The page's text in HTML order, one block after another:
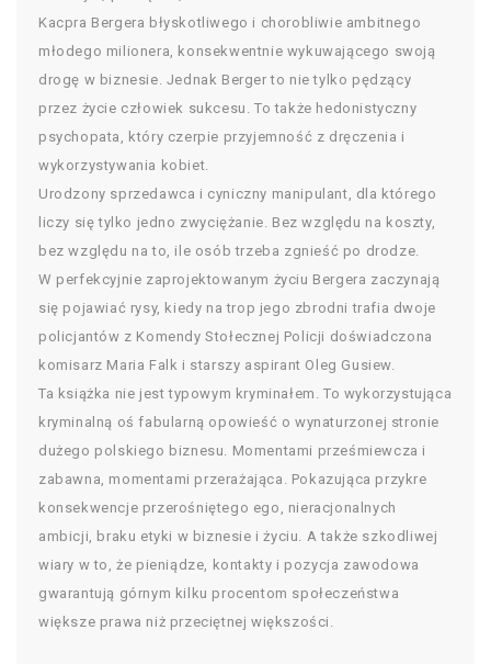
Kacpra Bergera błyskotliwego i chorobliwie ambitnego
młodego milionera, konsekwentnie wykuwającego swoją
drogę w biznesie. Jednak Berger to nie tylko pędzący
przez życie człowiek sukcesu. To także hedonistyczny
psychopata, który czerpie przyjemność z dręczenia i
wykorzystywania kobiet.
Urodzony sprzedawca i cyniczny manipulant, dla którego
liczy się tylko jedno zwyciężanie. Bez względu na koszty,
bez względu na to, ile osób trzeba zgnieść po drodze.
W perfekcyjnie zaprojektowanym życiu Bergera zaczynają
się pojawiać rysy, kiedy na trop jego zbrodni trafia dwoje
policjantów z Komendy Stołecznej Policji doświadczona
komisarz Maria Falk i starszy aspirant Oleg Gusiew.
Ta książka nie jest typowym kryminałem. To wykorzystująca
kryminalną oś fabularną opowieść o wynaturzonej stronie
dużego polskiego biznesu. Momentami prześmiewcza i
zabawna, momentami przerażająca. Pokazująca przykre
konsekwencje przerośniętego ego, nieracjonalnych
ambicji, braku etyki w biznesie i życiu. A także szkodliwej
wiary w to, że pieniądze, kontakty i pozycja zawodowa
gwarantują górnym kilku procentom społeczeństwa
większe prawa niż przeciętnej większości.